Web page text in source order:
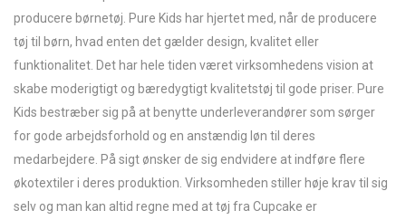
producere børnetøj. Pure Kids har hjertet med, når de producere
tøj til børn, hvad enten det gælder design, kvalitet eller
funktionalitet. Det har hele tiden været virksomhedens vision at
skabe moderigtigt og bæredygtigt kvalitetstøj til gode priser. Pure
Kids bestræber sig på at benytte underleverandører som sørger
for gode arbejdsforhold og en anstændig løn til deres
medarbejdere. På sigt ønsker de sig endvidere at indføre flere
økotextiler i deres produktion. Virksomheden stiller høje krav til sig
selv og man kan altid regne med at tøj fra Cupcake er